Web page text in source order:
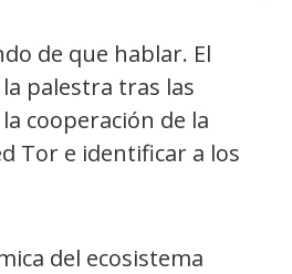
de que hablar. El
palestra tras las
cooperación de la
Tor e identificar a los
del ecosistema